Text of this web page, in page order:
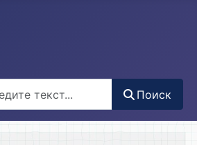
Поиск